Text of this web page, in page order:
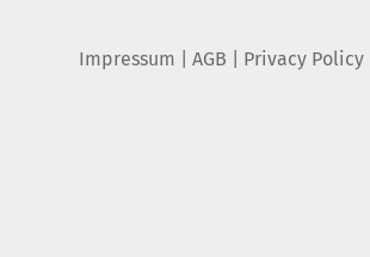
Impressum AGB Privacy Policy|